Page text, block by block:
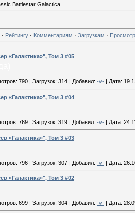
Battlestar Galactica
· Рейтингу · Комментариям · Загрузкам ·
«Галактика»", Том 3 #05
790 Загрузок: 314 Добавил: -v- Дата:
«Галактика»", Том 3 #04
769 | Загрузок: 319 | Добавил: -v- | Дата:
«Галактика»", Том 3 #03
796 | Загрузок: 307 | Добавил: -v- | Дата:
«Галактика»", Том 3 #02
699 Загрузок: 304 Добавил: -v- Дата: